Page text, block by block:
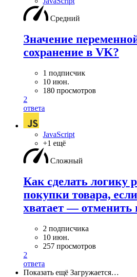
Средний
Значение
сохранение в VK?
1 подписчик
10 июн.
180 просмотров
2
ответа
JavaScript
+1 ещё
Сложный
Как сделать логику
покупки товара,
хватает — отменить
2 подписчика
10 июн.
257 просмотров
2
ответа
Показать ещё Загружается…